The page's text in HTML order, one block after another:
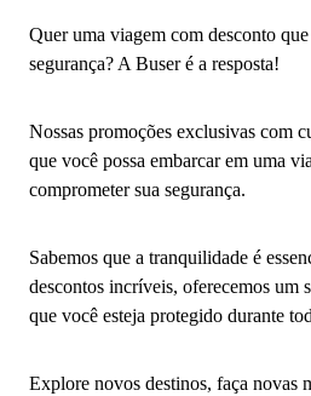
Quer uma viagem com desconto
segurança? A Buser é a resposta!
Nossas promoções exclusivas com
que você possa embarcar em uma
comprometer sua segurança.
Sabemos que a tranquilidade é
descontos incríveis, oferecemos um
que você esteja protegido durante
Explore novos destinos, faça novas